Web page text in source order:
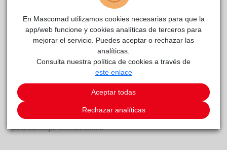
Curiosidades
Los "rubios SOS" fueron recogidos en las instalaciones de un
restaurante. Llegaron con mucho miedo, no era fácil
manipularlos, pero con el trabajo paciente de las voluntarias
gateras para su sociabilización, han mejorado muchísimo.
Aunque queda trabajo, la mayoría, ya no bufan, ni se
esconden cuando interactuamos con ellos, incluso disfrutan
de las caricias y ronronean. Muy pronto serán unos gatos
amorosos. Test FELV-FIV negativo. Ya está vacunada y
castrada.... Los cachorros de gato deben vivir en parejas
para su mejor socialización.
En Mascomad utilizamos cookies necesarias para que la
app/web funcione y cookies analíticas de terceros para
mejorar el servicio. Puedes aceptar o rechazar las
analíticas.
Consulta nuestra política de cookies a través de
este enlace
Aceptar todas
Rechazar analíticas